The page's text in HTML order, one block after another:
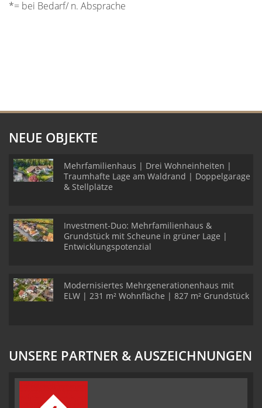
*= bei Bedarf/ n. Absprache
NEUE OBJEKTE
Mehrfamilienhaus | Drei Wohneinheiten |
Traumhafte Lage am Waldrand | Doppelgarage
& Stellplätze
Investment-Duo: Mehrfamilienhaus &
Grundstück mit Scheune in grüner Lage |
Entwicklungspotenzial
Modernisiertes Mehrgenerationenhaus mit
ELW | 231 m² Wohnfläche | 827 m² Grundstück
UNSERE PARTNER & AUSZEICHNUNGEN